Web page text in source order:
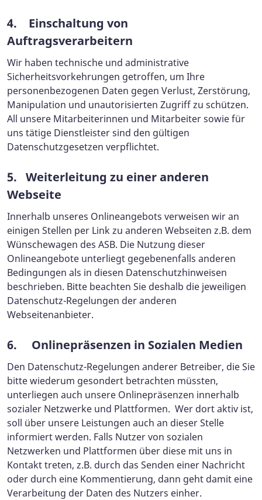
4. Einschaltung von
Auftragsverarbeitern
Wir haben technische und administrative
Sicherheitsvorkehrungen getroffen, um Ihre
personenbezogenen Daten gegen Verlust, Zerstörung,
Manipulation und unautorisierten Zugriff zu schützen.
All unsere Mitarbeiterinnen und Mitarbeiter sowie für
uns tätige Dienstleister sind den gültigen
Datenschutzgesetzen verpflichtet.
5. Weiterleitung zu einer anderen
Webseite
Innerhalb unseres Onlineangebots verweisen wir an
einigen Stellen per Link zu anderen Webseiten z.B. dem
Wünschewagen des ASB. Die Nutzung dieser
Onlineangebote unterliegt gegebenenfalls anderen
Bedingungen als in diesen Datenschutzhinweisen
beschrieben. Bitte beachten Sie deshalb die jeweiligen
Datenschutz-Regelungen der anderen
Webseitenanbieter.
6. Onlinepräsenzen in Sozialen Medien
Den Datenschutz-Regelungen anderer Betreiber, die Sie
bitte wiederum gesondert betrachten müssten,
unterliegen auch unsere Onlinepräsenzen innerhalb
sozialer Netzwerke und Plattformen. Wer dort aktiv ist,
soll über unsere Leistungen auch an dieser Stelle
informiert werden. Falls Nutzer von sozialen
Netzwerken und Plattformen über diese mit uns in
Kontakt treten, z.B. durch das Senden einer Nachricht
oder durch eine Kommentierung, dann geht damit eine
Verarbeitung der Daten des Nutzers einher.